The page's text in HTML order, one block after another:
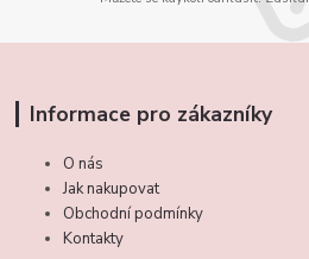
Informace pro zákazníky
O nás
Jak nakupovat
Obchodní podmínky
Kontakty